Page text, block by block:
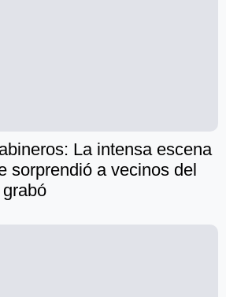
La intensa escena
sorprendió a vecinos del